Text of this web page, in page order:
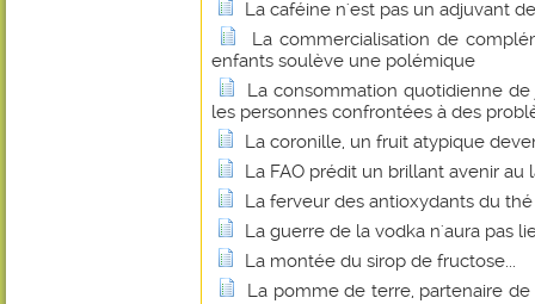
La caféine n'est pas un adjuvant
La commercialisation de
enfants soulève une polémique
La consommation quotidienne
les personnes confrontées à des
La coronille, un fruit atypique
La FAO prédit un brillant avenir au
La ferveur des antioxydants du thé
La guerre de la vodka n'aura pas
La montée du sirop de fructose...
La pomme de terre, partenaire